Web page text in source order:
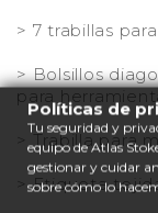
> 7 trabillas
> Bolsillos
para
> Trabilla para
> Etiqueta
Políticas de
Tu seguridad y
equipo de Atlas
gestionar y cuidar
sobre cómo lo